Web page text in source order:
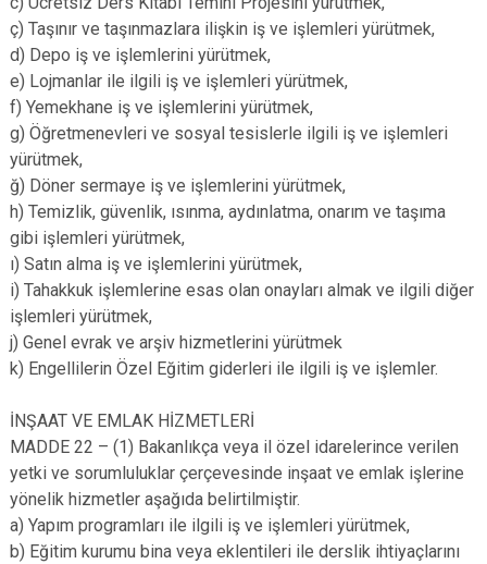
ç) Taşınır ve taşınmazlara ilişkin iş ve işlemleri yürütmek,
d) Depo iş ve işlemlerini yürütmek,
e) Lojmanlar ile ilgili iş ve işlemleri yürütmek,
f) Yemekhane iş ve işlemlerini yürütmek,
g) Öğretmenevleri ve sosyal tesislerle ilgili iş ve işlemleri
yürütmek,
ğ) Döner sermaye iş ve işlemlerini yürütmek,
h) Temizlik, güvenlik, ısınma, aydınlatma, onarım ve taşıma
gibi işlemleri yürütmek,
ı) Satın alma iş ve işlemlerini yürütmek,
i) Tahakkuk işlemlerine esas olan onayları almak ve ilgili diğer
işlemleri yürütmek,
j) Genel evrak ve arşiv hizmetlerini yürütmek
k) Engellilerin Özel Eğitim giderleri ile ilgili iş ve işlemler.
İNŞAAT VE EMLAK HİZMETLERİ
MADDE 22 – (1) Bakanlıkça veya il özel idarelerince verilen
yetki ve sorumluluklar çerçevesinde inşaat ve emlak işlerine
yönelik hizmetler aşağıda belirtilmiştir.
a) Yapım programları ile ilgili iş ve işlemleri yürütmek,
b) Eğitim kurumu bina veya eklentileri ile derslik ihtiyaçlarını